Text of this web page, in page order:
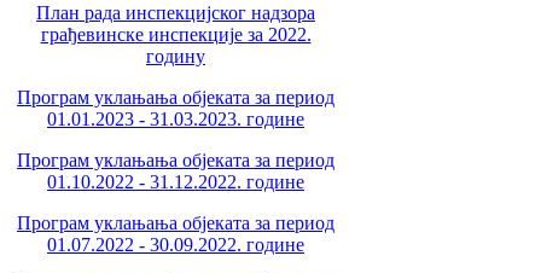
План рада инспекцијског надзора
грађевинске инспекције за 2022.
годину
Програм уклањања објеката за период
01.01.2023 - 31.03.2023. године
Програм уклањања објеката за период
01.10.2022 - 31.12.2022. године
Програм уклањања објеката за период
01.07.2022 - 30.09.2022. године